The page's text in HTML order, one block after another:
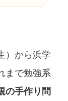
）から浜学
まで勉強系
の手作り問